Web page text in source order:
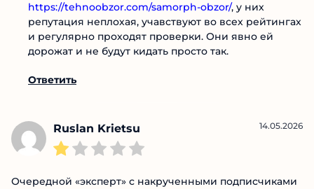
https://tehnoobzor.com/samorph-obzor/, у них
репутация неплохая, учавствуют во всех рейтингах
и регулярно проходят проверки. Они явно ей
дорожат и не будут кидать просто так.
Ответить
Ruslan Krietsu 14.05.2026
Очередной «эксперт» с накрученными подписчиками